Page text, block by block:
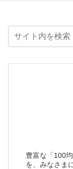
豊富な「100
を、みなさま